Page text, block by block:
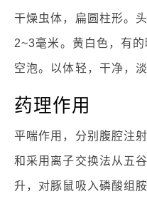
干燥虫体，扁圆柱形。
2~3毫米。黄白色，有
空泡。以体轻，干净，
药理作用
平喘作用，分别腹腔注
和采用离子交换法从五
升，对豚鼠吸入磷酸组